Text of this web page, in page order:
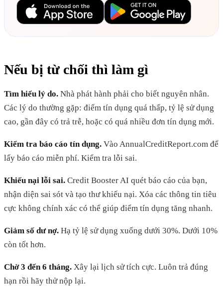
Nếu bị từ chối thì làm gì
Tìm hiểu lý do. Nhà phát hành phải cho biết nguyên nhân.
Các lý do thường gặp: điểm tín dụng quá thấp, tỷ lệ sử dụng
cao, gần đây có trả trễ, hoặc có quá nhiều đơn tín dụng mới.
Kiểm tra báo cáo tín dụng. Vào AnnualCreditReport.com để
lấy báo cáo miễn phí. Kiểm tra lỗi sai.
Khiếu nại lỗi sai. Credit Booster AI quét báo cáo của bạn,
nhận diện sai sót và tạo thư khiếu nại. Xóa các thông tin tiêu
cực không chính xác có thể giúp điểm tín dụng tăng nhanh.
Giảm số dư nợ. Hạ tỷ lệ sử dụng xuống dưới 30%. Dưới 10%
còn tốt hơn.
Chờ 3 đến 6 tháng. Xây lại lịch sử tích cực. Luôn trả đúng
hạn rồi hãy thử nộp lại.